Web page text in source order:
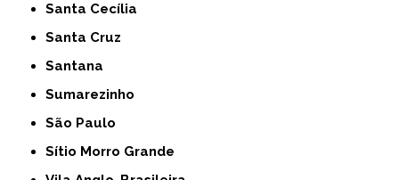
Santa Cecília
Santa Cruz
Santana
Sumarezinho
São Paulo
Sítio Morro Grande